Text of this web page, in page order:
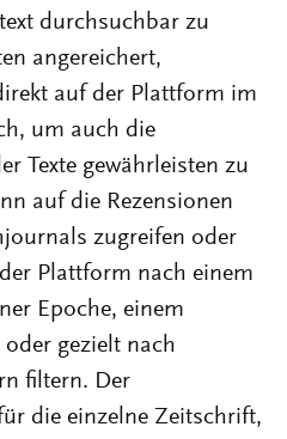
durchsuchbar zu
angereichert,
auf der Plattform im
um auch die
Texte gewährleisten zu
auf die Rezensionen
zugreifen oder
Plattform nach einem
Epoche, einem
gezielt nach
filtern. Der
die einzelne Zeitschrift,